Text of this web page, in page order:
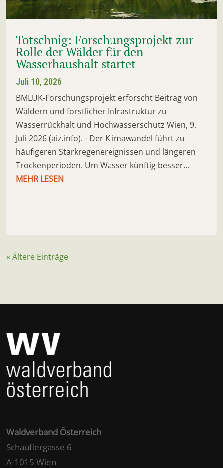
Totschnig: Forschungsprojekt zur
Rolle der Wälder für den
Wasserhaushalt startet
Juli 10, 2026
BMLUK-Forschungsprojekt erforscht Beitrag von
Wäldern und forstlicher Infrastruktur zu
Wasserrückhalt und Hochwasserschutz Wien, 9.
Juli 2026 (aiz.info). - Der Klimawandel führt zu
häufigeren Starkregenereignissen und längeren
Trockenperioden. Um Wasser künftig besser...
MEHR LESEN
« Ältere Einträge
Waldverband Österreich
Schauflergasse 6
A-1015 Wien